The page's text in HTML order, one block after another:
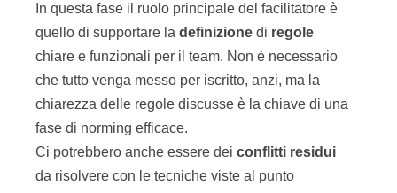
In questa fase il ruolo principale del facilitatore è
quello di supportare la definizione di regole
chiare e funzionali per il team. Non è necessario
che tutto venga messo per iscritto, anzi, ma la
chiarezza delle regole discusse è la chiave di una
fase di norming efficace.
Ci potrebbero anche essere dei conflitti residui
da risolvere con le tecniche viste al punto